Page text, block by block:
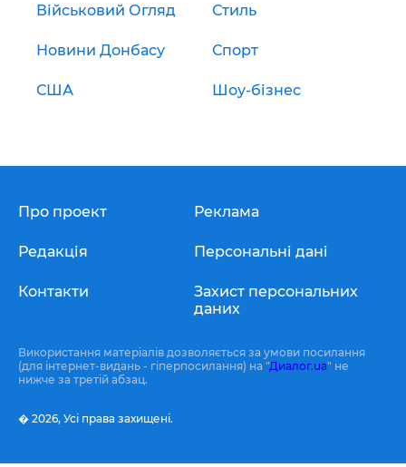
Військовий Огляд Стиль
Новини Донбасу Спорт
США Шоу-бізнес
Про проект
Редакція
Контакти
Реклама
Персональні дані
Захист персональних
даних
Використання матеріалів дозволяється за умови посилання
(для інтернет-видань - гіперпосилання) на "Диалог.ua" не
нижче за третій абзац.
� 2026, Усі права захищені.